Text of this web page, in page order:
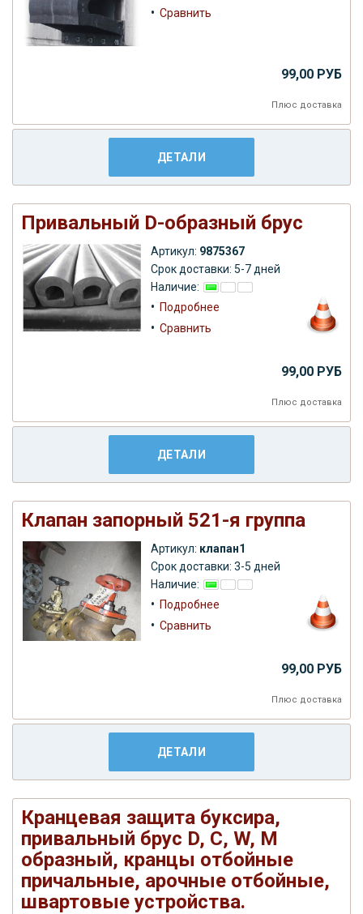
• Сравнить
99,00 РУБ
Плюс доставка
ДЕТАЛИ
Привальный D-образный брус
Артикул: 9875367
Срок доставки: 5-7 дней
Наличие:
• Подробнее
• Сравнить
99,00 РУБ
Плюс доставка
ДЕТАЛИ
Клапан запорный 521-я группа
Артикул: клапан1
Срок доставки: 3-5 дней
Наличие:
• Подробнее
• Сравнить
99,00 РУБ
Плюс доставка
ДЕТАЛИ
Кранцевая защита буксира,
привальный брус D, С, W, M
образный, кранцы отбойные
причальные, арочные отбойные,
швартовые устройства.